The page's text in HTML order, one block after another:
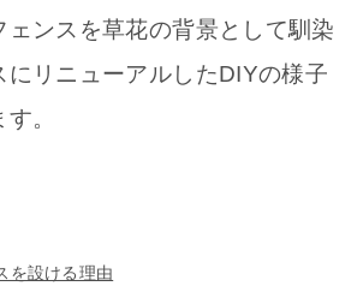
ェンスを草花の背景として馴染
にリニューアルしたDIYの様子
。
を設ける理由